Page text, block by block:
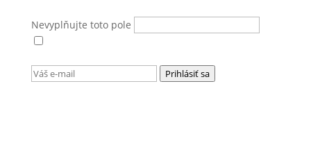
Nevyplňujte toto pole
Prihlásiť sa